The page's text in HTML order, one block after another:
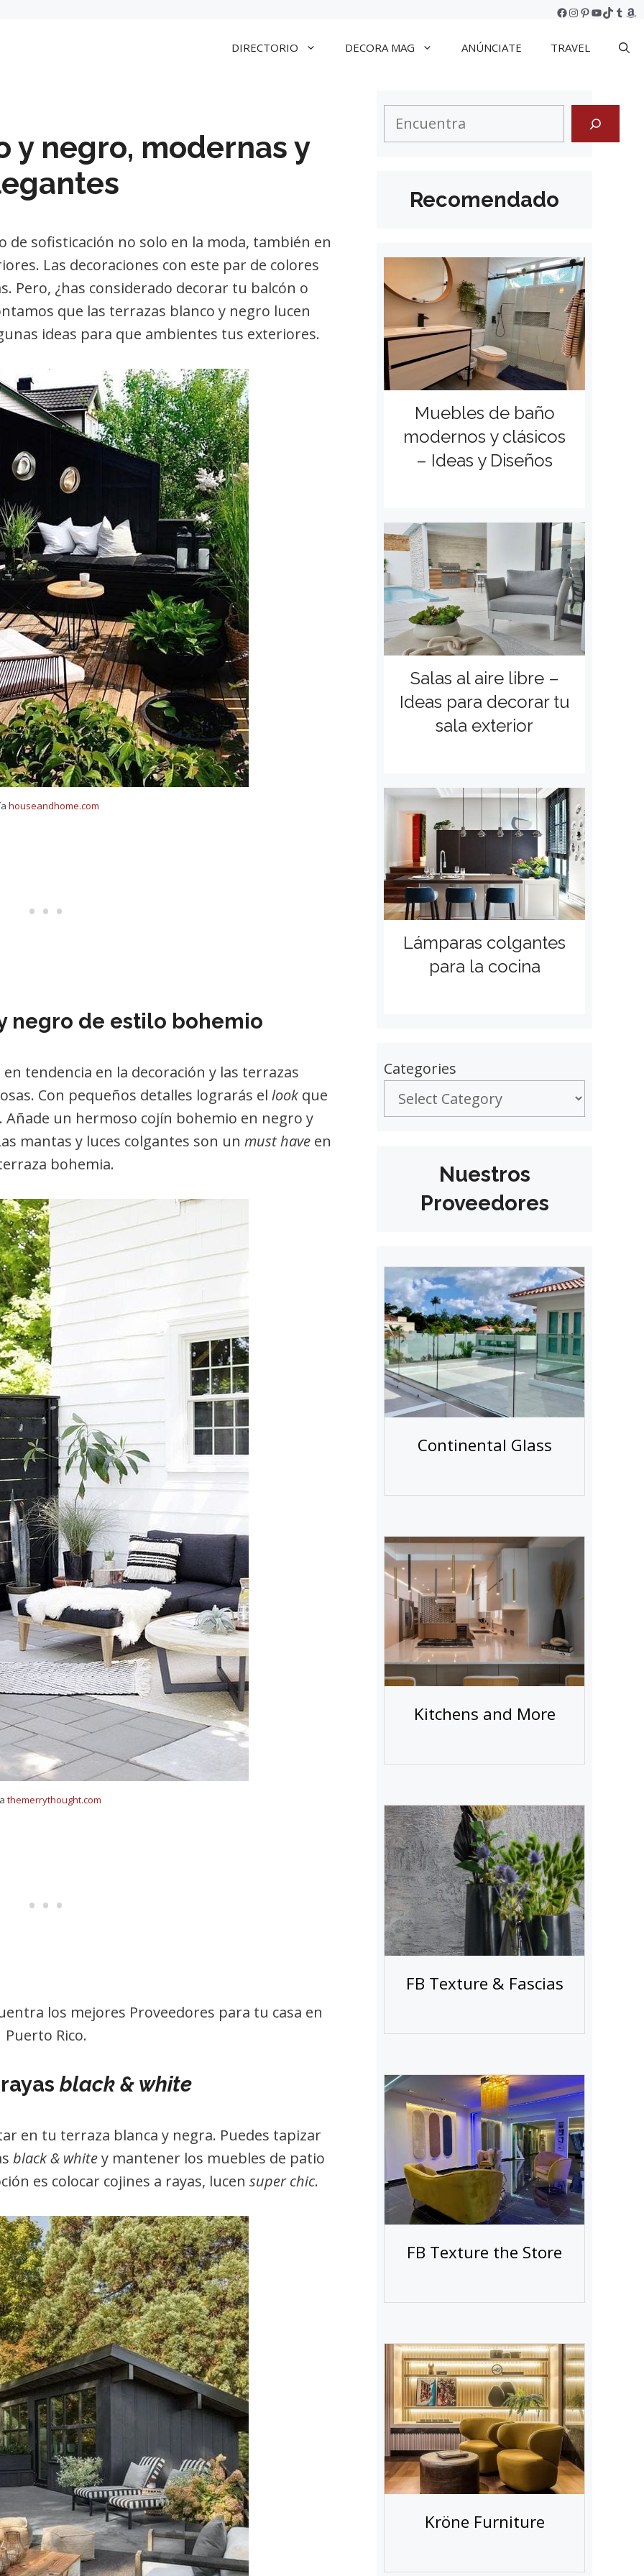
Facebook
Instagram
Pinterest
YouTube
TikTok
DIRECTORIO DECORA MAG ANÚNCIATE TRAVEL
y negro, modernas y
de sofisticación no solo en la moda, también en
Las decoraciones con este par de colores
Pero, ¿has considerado decorar tu balcón o
que las terrazas blanco y negro lucen
ideas para que ambientes tus exteriores.
houseandhome.com
negro de estilo bohemio
tendencia en la decoración y las terrazas
Con pequeños detalles lograrás el lookque
Añade un hermoso cojín bohemio en negro y
mantas y luces colgantes son un must have en
bohemia.
themerrythought.com
los mejores Proveedores para tu casa en
Puerto Rico.
black & white
en tu terraza blanca y negra. Puedes tapizar
black & whitey mantener los muebles de patio
es colocar cojines a rayas, lucen super chic.
Search
Recomendado
Muebles de baño
modernos y clásicos
– Ideas y Diseños
Salas al aire libre –
Ideas para decorar tu
sala exterior
Lámparas colgantes
para la cocina
Categories
Nuestros
Proveedores
Continental Glass
Kitchens and More
FB Texture & Fascias
FB Texture the Store
Kröne Furniture